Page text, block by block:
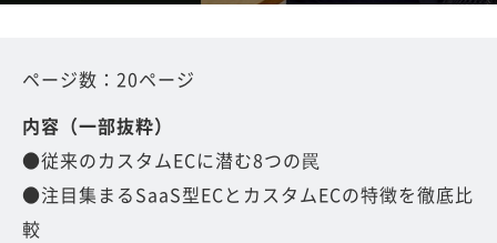
ページ数：20ページ
内容（一部抜粋）
●従来のカスタムECに潜む8つの罠
●注目集まるSaaS型ECとカスタムECの特徴を徹底比
較